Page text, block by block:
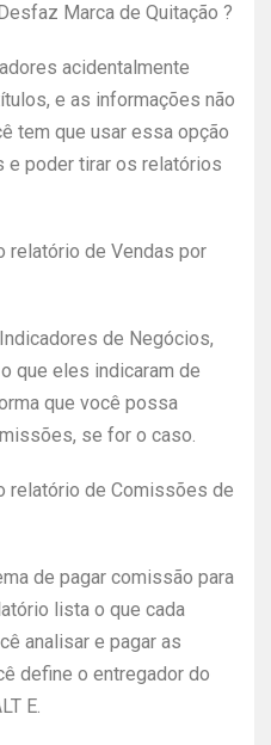
Marca de Quitação ?
acidentalmente
e as informações não
tem que usar essa opção
e poder tirar os relatórios
relatório de Vendas por
de Negócios,
que eles indicaram de
que você possa
se for o caso.
relatório de Comissões de
de pagar comissão para
lista o que cada
analisar e pagar as
define o entregador do
E.